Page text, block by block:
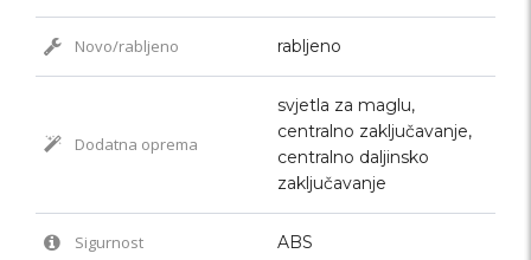
Novo/rabljeno rabljeno
Dodatna oprema
svjetla za maglu,
centralno zaključavanje,
centralno daljinsko
zaključavanje
Sigurnost ABS